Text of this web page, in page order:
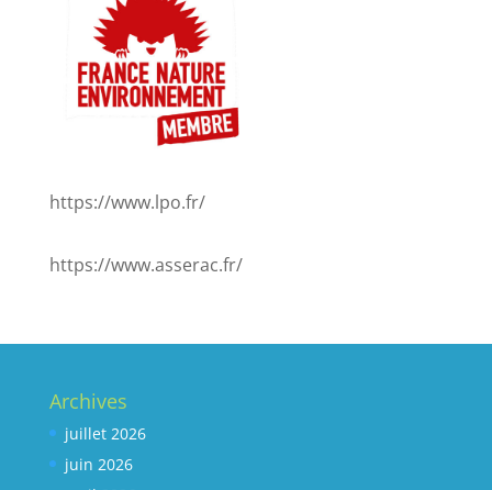
https://www.lpo.fr/
https://www.asserac.fr/
Archives
juillet 2026
juin 2026